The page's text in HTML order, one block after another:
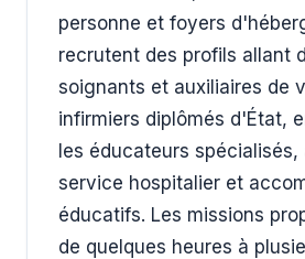
personne et foyers
recrutent des profils allant
soignants et auxiliaires de
infirmiers diplômés d'État,
les éducateurs
service hospitalier et
éducatifs. Les missions
de quelques heures à